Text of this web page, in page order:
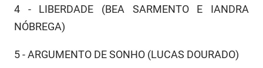
PROCON
Polícia Militar
4 - LIBERDADE (BEA SARMENTO E IANDRA
NÓBREGA)
5 - ARGUMENTO DE SONHO (LUCAS DOURADO)